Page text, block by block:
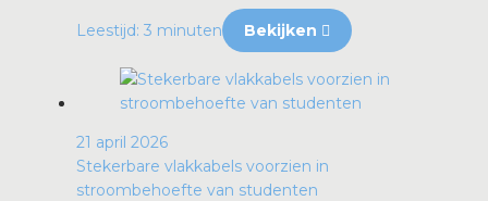
Leestijd: 3 minuten Bekijken
21 april 2026
Stekerbare vlakkabels voorzien in
stroombehoefte van studenten